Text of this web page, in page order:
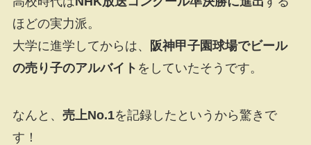
ほどの実力派。
大学に進学してからは、
阪神甲子園球場でビール
の売り子のアルバイト をしていたそうです。
なんと、 売上No.1を記録したというから驚きで
す！